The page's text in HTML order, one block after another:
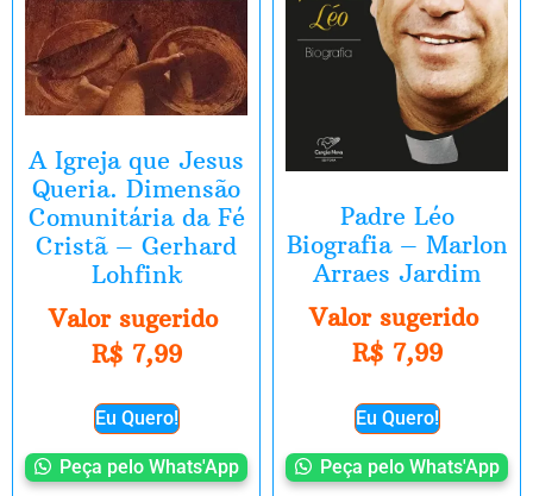
A Igreja que Jesus
Queria. Dimensão
Comunitária da Fé
Cristã – Gerhard
Lohfink
Valor sugerido
R$7,99
Eu Quero!
Peça pelo Whats'App
Padre Léo
Biografia – Marlon
Arraes Jardim
Valor sugerido
R$7,99
Eu Quero!
Peça pelo Whats'App